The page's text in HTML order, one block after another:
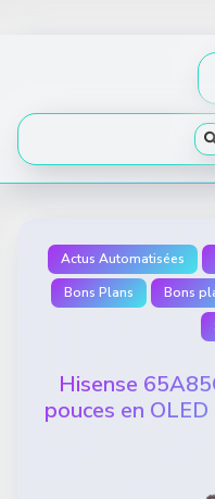
Actus Automatisées
Bons Plans
Bons
Hisense
pouces en OLED